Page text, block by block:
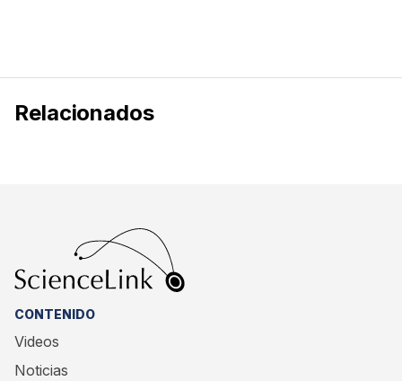
Relacionados
CONTENIDO
Videos
Noticias